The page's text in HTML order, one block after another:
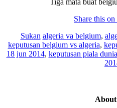
Share this
Sukan algeria va belgium,
keputusan belgium vs algeria,
18 jun 2014, keputusan piala
About